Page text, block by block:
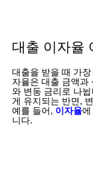
대출 이자율
대출을 받을 때 가
자율은 대출 금액과
와 변동 금리로 나
게 유지되는 반면,
예를 들어, 이자율에
니다.